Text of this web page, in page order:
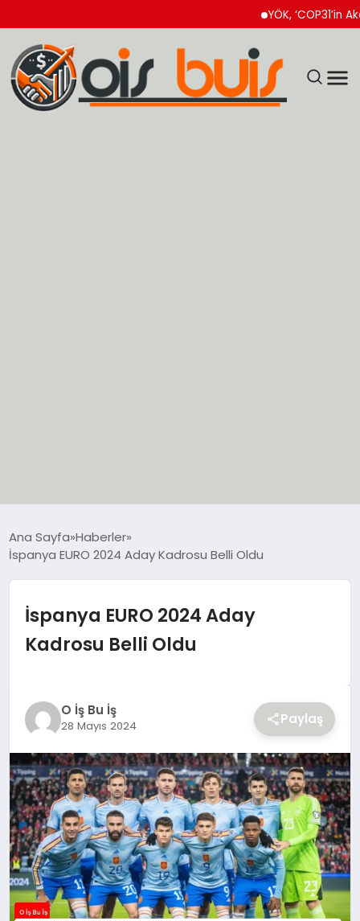
YÖK, ‘COP31’in
EKONOMİ
GÜNCEL
SIYASET
YAŞAM
Ana Sayfa Haberler
İspanya EURO 2024 Aday Kadrosu Belli Oldu
İspanya EURO 2024 Aday
Kadrosu Belli Oldu
O İş Bu İş
28 Mayıs 2024 Paylaş